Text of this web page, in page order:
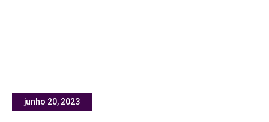
junho 20, 2023